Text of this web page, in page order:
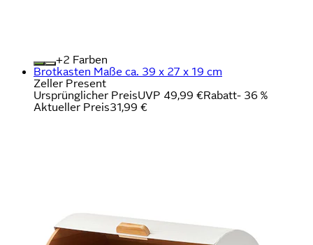
+
Farben
Brotkasten Maße ca. 39 x 27 x 19 cm
Zeller Present
Ursprünglicher PreisUVP 49,99 €Rabatt- 36 %
Aktueller Preis31,99 €